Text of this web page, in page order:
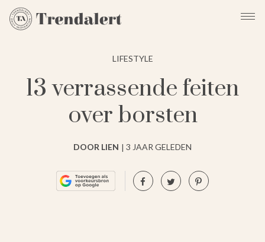
LIFESTYLE
13 verrassende feiten
over borsten
DOOR LIEN 3 JAAR GELEDEN